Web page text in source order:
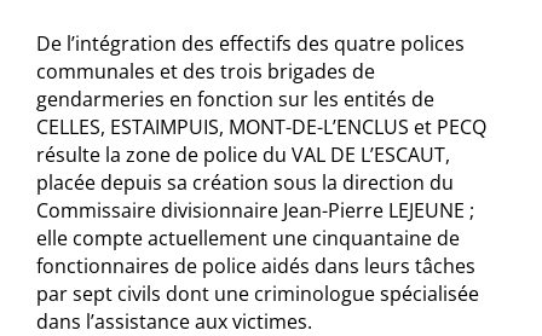
De l’intégration des effectifs des quatre polices
communales et des trois brigades de
gendarmeries en fonction sur les entités de
CELLES, ESTAIMPUIS, MONT-DE-L’ENCLUS et PECQ
résulte la zone de police du VAL DE L’ESCAUT,
placée depuis sa création sous la direction du
Commissaire divisionnaire Jean-Pierre LEJEUNE ;
elle compte actuellement une cinquantaine de
fonctionnaires de police aidés dans leurs tâches
par sept civils dont une criminologue spécialisée
dans l’assistance aux victimes.